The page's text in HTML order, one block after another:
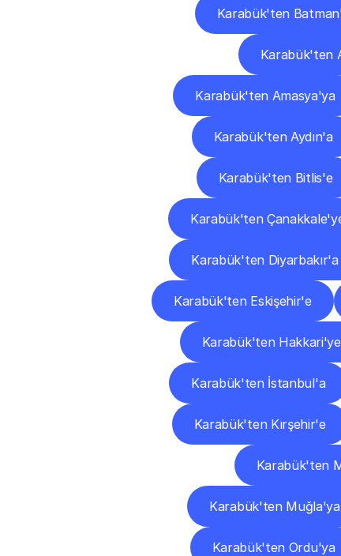
Karabük'ten
Karabük'ten
Karabük'ten Amasya'ya
Karabük'ten Aydın'a
Karabük'ten Bitlis'e
Karabük'ten
Karabük'ten Diyarbakır'a
Karabük'ten Eskişehir'e
Karabük'ten Hakkari'ye
Karabük'ten İstanbul'a
Karabük'ten Kırşehir'e
Karabük'ten
Karabük'ten Muğla'ya
Karabük'ten Ordu'ya